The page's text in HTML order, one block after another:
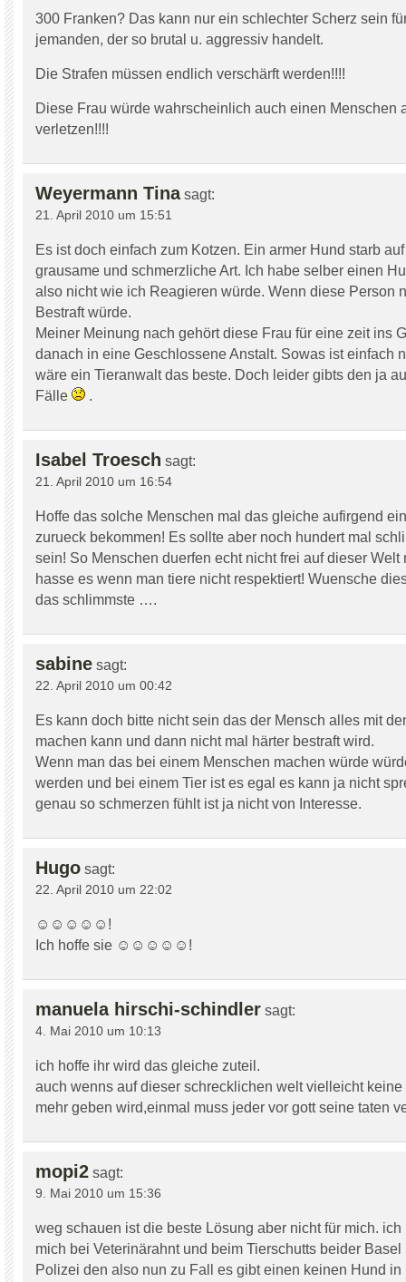
300 Franken? Das kann nur ein schlechter Scherz sein
jemanden, der so brutal u. aggressiv handelt.
Die Strafen müssen endlich verschärft werden!!!!
Diese Frau würde wahrscheinlich auch einen Menschen
verletzen!!!!
Weyermann Tina sagt:
21. April 2010 um 15:51
Es ist doch einfach zum Kotzen. Ein armer Hund starb auf
grausame und schmerzliche Art. Ich habe selber einen
also nicht wie ich Reagieren würde. Wenn diese Person
Bestraft würde.
Meiner Meinung nach gehört diese Frau für eine zeit ins
danach in eine Geschlossene Anstalt. Sowas ist einfach
wäre ein Tieranwalt das beste. Doch leider gibts den ja
Fälle
.
Isabel Troesch sagt:
21. April 2010 um 16:54
Hoffe das solche Menschen mal das gleiche aufirgend
zurueck bekommen! Es sollte aber noch hundert mal
sein! So Menschen duerfen echt nicht frei auf dieser Welt
hasse es wenn man tiere nicht respektiert! Wuensche
das schlimmste ….
sabine sagt:
22. April 2010 um 00:42
Es kann doch bitte nicht sein das der Mensch alles mit
machen kann und dann nicht mal härter bestraft wird.
Wenn man das bei einem Menschen machen würde
werden und bei einem Tier ist es egal es kann ja nicht
genau so schmerzen fühlt ist ja nicht von Interesse.
Hugo sagt:
22. April 2010 um 22:02
☺☺☺☺☺!
Ich hoffe sie ☺☺☺☺☺!
manuela hirschi-schindler sagt:
4. Mai 2010 um 10:13
ich hoffe ihr wird das gleiche zuteil.
auch wenns auf dieser schrecklichen welt vielleicht keine
mehr geben wird,einmal muss jeder vor gott seine taten
mopi2 sagt:
9. Mai 2010 um 15:36
weg schauen ist die beste Lösung aber nicht für mich. ich
mich bei Veterinärahnt und beim Tierschutts beider
Polizei den also nun zu Fall es gibt einen keinen Hund in